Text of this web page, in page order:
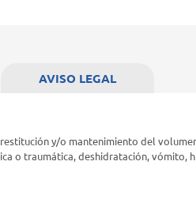
y/o mantenimiento del
o traumática, deshidratación,
AVISO LEGAL